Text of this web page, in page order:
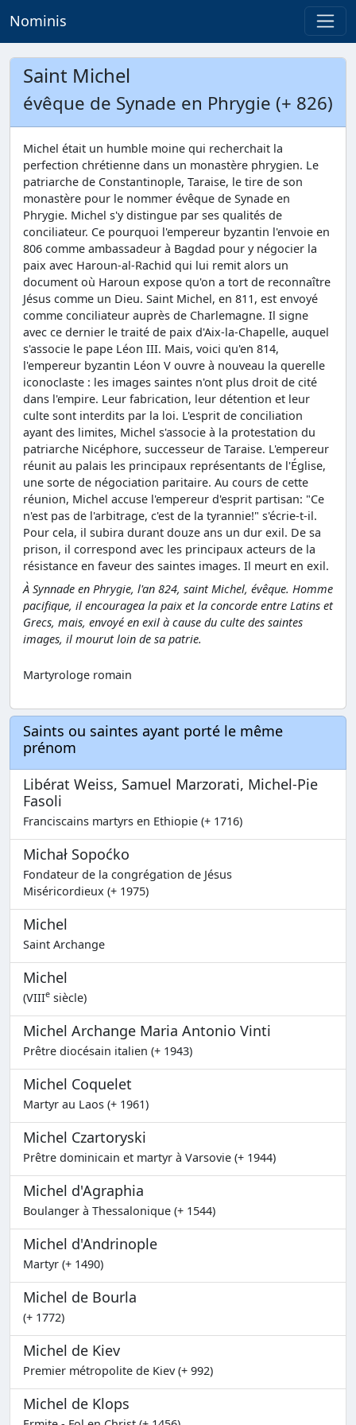
Nominis
Saint Michel
évêque de Synade en Phrygie (+ 826)
Michel était un humble moine qui recherchait la
perfection chrétienne dans un monastère phrygien. Le
patriarche de Constantinople, Taraise, le tire de son
monastère pour le nommer évêque de Synade en
Phrygie. Michel s'y distingue par ses qualités de
conciliateur. Ce pourquoi l'empereur byzantin l'envoie en
806 comme ambassadeur à Bagdad pour y négocier la
paix avec Haroun-al-Rachid qui lui remit alors un
document où Haroun expose qu'on a tort de reconnaître
Jésus comme un Dieu. Saint Michel, en 811, est envoyé
comme conciliateur auprès de Charlemagne. Il signe
avec ce dernier le traité de paix d'Aix-la-Chapelle, auquel
s'associe le pape Léon III. Mais, voici qu'en 814,
l'empereur byzantin Léon V ouvre à nouveau la querelle
iconoclaste : les images saintes n'ont plus droit de cité
dans l'empire. Leur fabrication, leur détention et leur
culte sont interdits par la loi. L'esprit de conciliation
ayant des limites, Michel s'associe à la protestation du
patriarche Nicéphore, successeur de Taraise. L'empereur
réunit au palais les principaux représentants de l'Église,
une sorte de négociation paritaire. Au cours de cette
réunion, Michel accuse l'empereur d'esprit partisan: "Ce
n'est pas de l'arbitrage, c'est de la tyrannie!" s'écrie-t-il.
Pour cela, il subira durant douze ans un dur exil. De sa
prison, il correspond avec les principaux acteurs de la
résistance en faveur des saintes images. Il meurt en exil.
À Synnade en Phrygie, l'an 824, saint Michel, évêque. Homme
pacifique, il encouragea la paix et la concorde entre Latins et
Grecs, mais, envoyé en exil à cause du culte des saintes
images, il mourut loin de sa patrie.
Martyrologe romain
Saints ou saintes ayant porté le même
prénom
Libérat Weiss, Samuel Marzorati, Michel-Pie
Fasoli
Franciscains martyrs en Ethiopie (+ 1716)
Michał Sopoćko
Fondateur de la congrégation de Jésus
Miséricordieux (+ 1975)
Michel
Saint Archange
Michel
(VIIIe siècle)
Michel Archange Maria Antonio Vinti
Prêtre diocésain italien (+ 1943)
Michel Coquelet
Martyr au Laos (+ 1961)
Michel Czartoryski
Prêtre dominicain et martyr à Varsovie (+ 1944)
Michel d'Agraphia
Boulanger à Thessalonique (+ 1544)
Michel d'Andrinople
Martyr (+ 1490)
Michel de Bourla
(+ 1772)
Michel de Kiev
Premier métropolite de Kiev (+ 992)
Michel de Klops